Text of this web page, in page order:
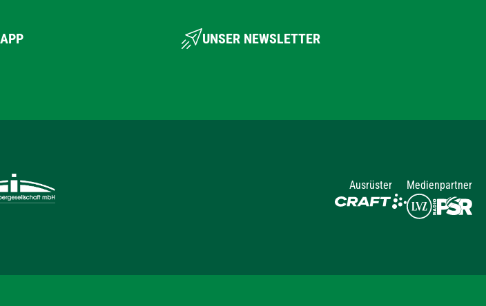
UNSER NEWSLETTER
Ausrüster
Medienpartner